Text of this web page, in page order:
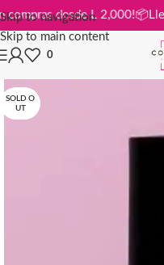
Skip to navigation
Skip to main content
en compras desde L 2,000!📦
0
SOLD O
UT